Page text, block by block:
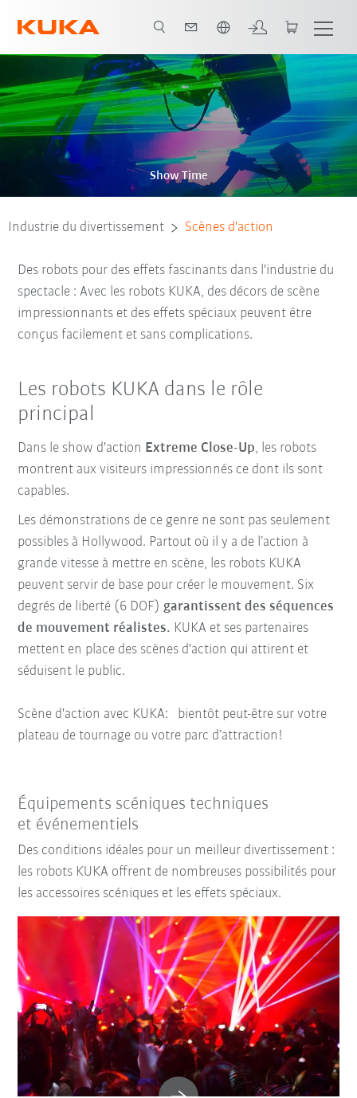
Show Time
Industrie du divertissement Scènes d'action
Des robots pour des effets fascinants dans l'industrie du
spectacle : Avec les robots KUKA, des décors de scène
impressionnants et des effets spéciaux peuvent être
conçus facilement et sans complications.
Les robots KUKA dans le rôle
principal
Dans le show d'action Extreme Close-Up, les robots
montrent aux visiteurs impressionnés ce dont ils sont
capables.
Les démonstrations de ce genre ne sont pas seulement
possibles à Hollywood. Partout où il y a de l’action à
grande vitesse à mettre en scène, les robots KUKA
peuvent servir de base pour créer le mouvement. Six
degrés de liberté (6 DOF) garantissent des séquences
de mouvement réalistes. KUKA et ses partenaires
mettent en place des scènes d'action qui attirent et
séduisent le public.
Scène d'action avec KUKA: bientôt peut-être sur votre
plateau de tournage ou votre parc d’attraction!
Équipements scéniques techniques
et événementiels
Des conditions idéales pour un meilleur divertissement :
les robots KUKA offrent de nombreuses possibilités pour
les accessoires scéniques et les effets spéciaux.